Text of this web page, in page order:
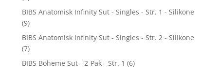
BIBS Anatomisk Infinity Sut - Singles - Str. 1 - Silikone
(9)
BIBS Anatomisk Infinity Sut - Singles - Str. 2 - Silikone
(7)
BIBS Boheme Sut - 2-Pak - Str. 1 (6)